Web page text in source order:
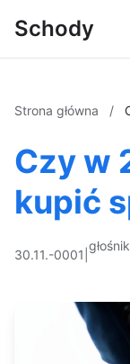
Schody
Strona główna /
Czy w
kupić
30.11.-0001